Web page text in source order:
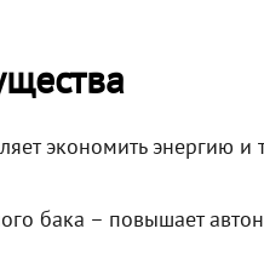
экономить энергию и
бака – повышает